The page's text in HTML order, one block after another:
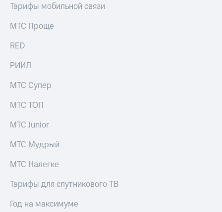
Тарифы мобильной связи
МТС Проще
RED
РИИЛ
МТС Супер
МТС ТОП
МТС Junior
МТС Мудрый
МТС Налегке
Тарифы для спутникового ТВ
Год на максимуме